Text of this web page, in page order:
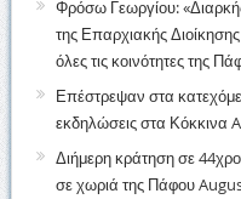
Φρόσω Γεωργίου:
της Επαρχιακής
όλες τις κοινότητες της
Επέστρεψαν στα
εκδηλώσεις στα Κόκκινα
Διήμερη κράτηση σε
σε χωριά της Πάφου